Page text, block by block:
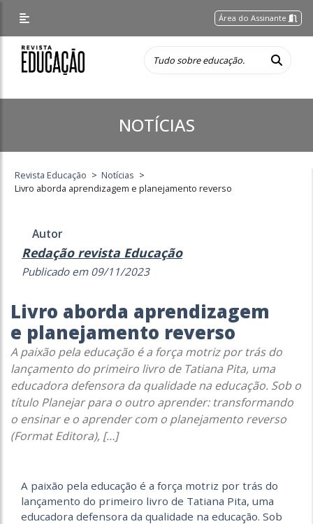
Área do Assinante
NOTÍCIAS
Revista Educação > Notícias >
Livro aborda aprendizagem e planejamento reverso
Autor
Redação revista Educação
Publicado em 09/11/2023
Livro aborda aprendizagem
e planejamento reverso
A paixão pela educação é a força motriz por trás do
lançamento do primeiro livro de Tatiana Pita, uma
educadora defensora da qualidade na educação. Sob o
título Planejar para o outro aprender: transformando
o ensinar e o aprender com o planejamento reverso
(Format Editora), […]
A paixão pela educação é a força motriz por trás do
lançamento do primeiro livro de Tatiana Pita, uma
educadora defensora da qualidade na educação. Sob